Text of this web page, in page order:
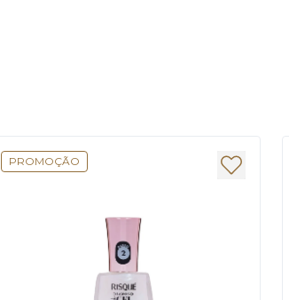
PROMOÇÃO